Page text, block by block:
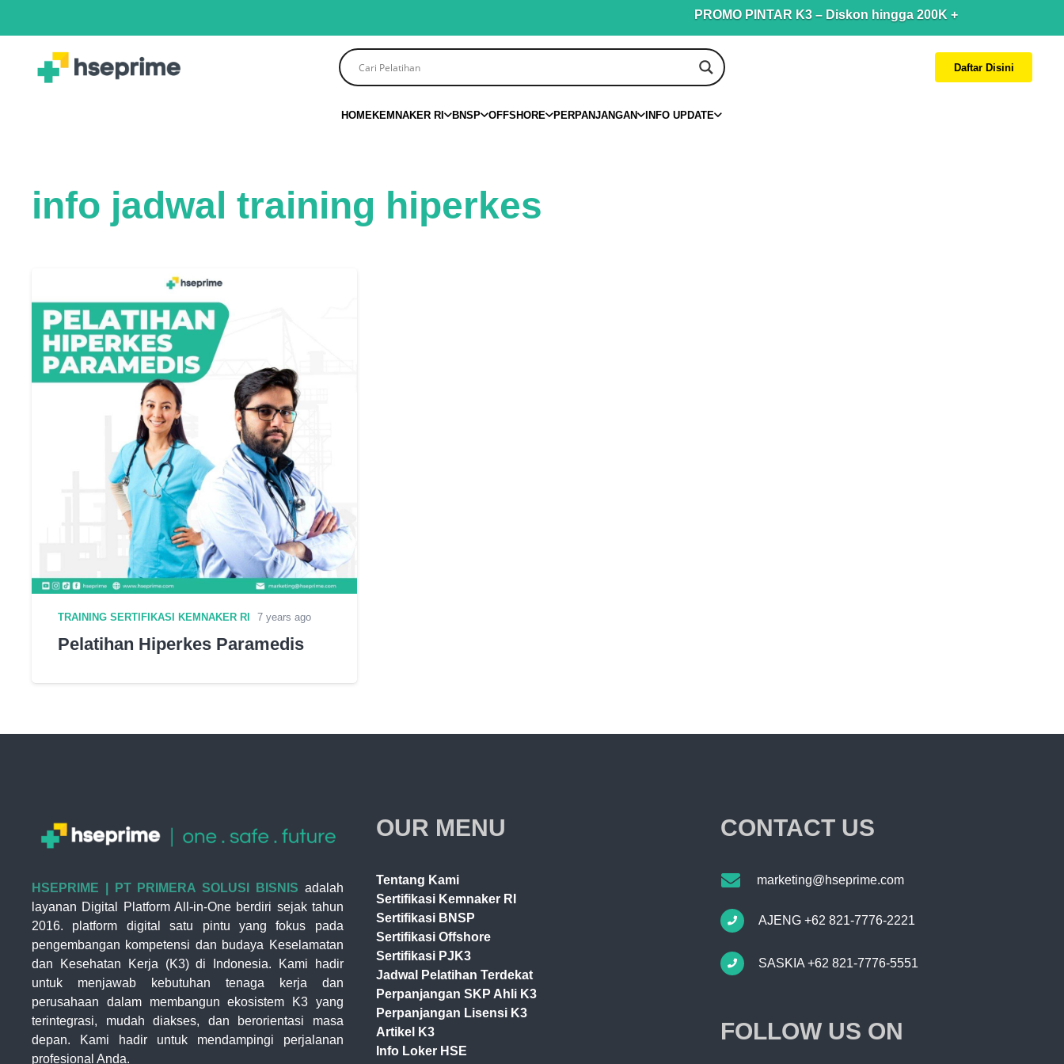
PROMO PINTAR K3 – Diskon hingga 200K + Cashback hingga
Daftar Disini
HOMEKEMNAKER RI BNSP OFFSHORE PERPANJANGAN INFO UPDATE
info jadwal training hiperkes
TRAINING SERTIFIKASI KEMNAKER RI 7 years ago
Pelatihan Hiperkes Paramedis
HSEPRIME | PT PRIMERA SOLUSI BISNIS adalah
layanan Digital Platform All-in-One berdiri sejak tahun
2016. platform digital satu pintu yang fokus pada
pengembangan kompetensi dan budaya Keselamatan
dan Kesehatan Kerja (K3) di Indonesia. Kami hadir
untuk menjawab kebutuhan tenaga kerja dan
perusahaan dalam membangun ekosistem K3 yang
terintegrasi, mudah diakses, dan berorientasi masa
depan. Kami hadir untuk mendampingi perjalanan
profesional Anda.
OUR MENU
Tentang Kami
Sertifikasi Kemnaker RI
Sertifikasi BNSP
Sertifikasi Offshore
Sertifikasi PJK3
Jadwal Pelatihan Terdekat
Perpanjangan SKP Ahli K3
Perpanjangan Lisensi K3
Artikel K3
Info Loker HSE
CONTACT US
marketing@hseprime.com
AJENG +62 821-7776-2221
SASKIA +62 821-7776-5551
FOLLOW US ON